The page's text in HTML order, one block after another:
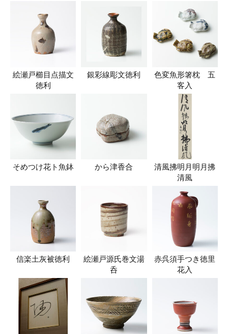
絵瀬戸櫛目点描文
徳利
銀彩線彫文徳利
色変魚形箸枕 五
客入
そめつけ花ト魚鉢 から津香合
清風拂明月明月拂
清風
信楽土灰被徳利
絵瀬戸源氏巻文湯
呑
赤呉須手つき徳里
花入